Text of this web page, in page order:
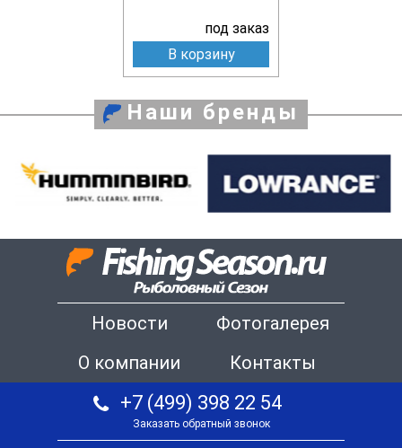
под заказ
В корзину
Наши бренды
Новости
Фотогалерея
О компании
Контакты
+7 (499) 398 22 54
Заказать обратный звонок